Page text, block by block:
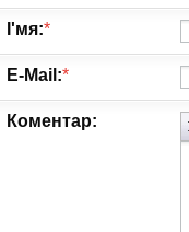
І'мя:*
E-Mail:*
Коментар: